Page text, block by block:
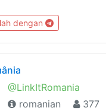
dengan
@LinkItRomania
romanian
377